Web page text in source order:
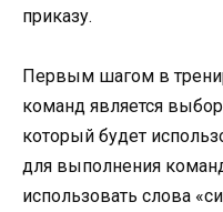
приказу.
Первым шагом в
команд является
который будет
для выполнения
использовать слова